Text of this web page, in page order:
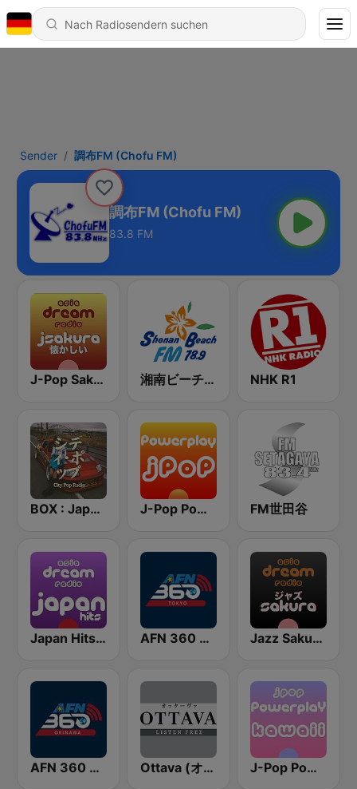
Sender 調布FM (Chofu FM)
調布FM (Chofu FM)
83.8 FM
J-Pop Sakura 懐かしい 湘南ビーチFM (Shonan Beach FM) NHK R1
BOX : Japan City Pop -日本のシティポップ J-Pop Powerplay FM世田谷
Japan Hits - Asia DREAM Radio AFN 360 Tokyo (Japan Only) Jazz Sakura - asia DREAM radio
AFN 360 Okinawa (Japan Only) Ottava (オッターヴァ) J-Pop Powerplay Kawaii